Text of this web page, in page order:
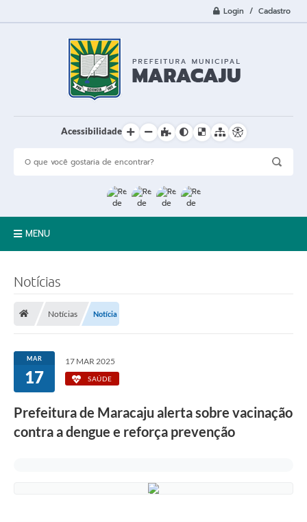
Login / Cadastro
Acessibilidade
MENU
LGPD
Licitações
Transparência
Notícias
Notícias Notícia
MAR
17
17 MAR 2025
SAÚDE
Prefeitura de Maracaju alerta sobre vacinação
contra a dengue e reforça prevenção